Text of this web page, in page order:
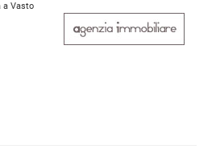
a Vasto